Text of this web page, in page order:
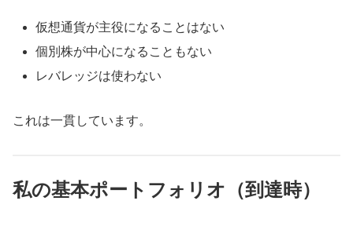
仮想通貨が主役になることはない
個別株が中心になることもない
レバレッジは使わない
これは一貫しています。
私の基本ポートフォリオ（到達時）